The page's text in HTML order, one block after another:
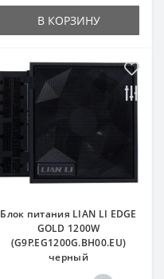
В КОРЗИНУ
Блок питания LIAN LI EDGE
GOLD 1200W
(G9P.EG1200G.BH00.EU)
черный